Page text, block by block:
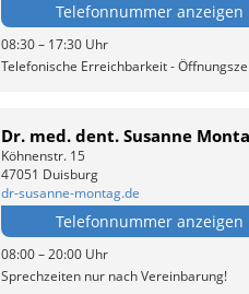
Telefonnummer anzeigen
08:30 – 17:30 Uhr
Telefonische Erreichbarkeit -
Dr. med. dent. Susanne
Köhnenstr. 15
47051 Duisburg
dr-susanne-montag.de
Telefonnummer anzeigen
08:00 – 20:00 Uhr
Sprechzeiten nur nach Vereinbarung!